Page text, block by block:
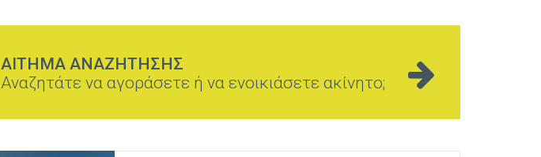
ΑΙΤΗΜΑ ΑΝΑΖΗΤΗΣΗΣ
Αναζητάτε να αγοράσετε ή να ενοικιάσετε ακίνητο;